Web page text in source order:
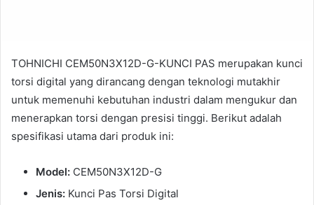
TOHNICHI CEM50N3X12D-G-KUNCI PAS merupakan kunci
torsi digital yang dirancang dengan teknologi mutakhir
untuk memenuhi kebutuhan industri dalam mengukur dan
menerapkan torsi dengan presisi tinggi. Berikut adalah
spesifikasi utama dari produk ini:
Model: CEM50N3X12D-G
Jenis: Kunci Pas Torsi Digital